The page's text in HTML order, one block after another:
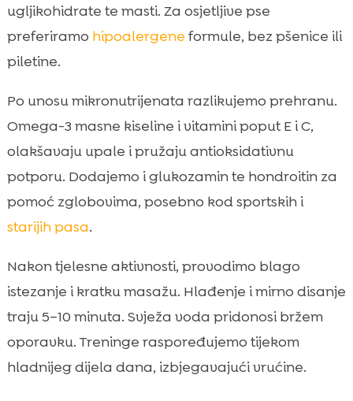
ugljikohidrate te masti. Za osjetljive pse
preferiramo hipoalergene formule, bez pšenice ili
piletine.
Po unosu mikronutrijenata razlikujemo prehranu.
Omega-3 masne kiseline i vitamini poput E i C,
olakšavaju upale i pružaju antioksidativnu
potporu. Dodajemo i glukozamin te hondroitin za
pomoć zglobovima, posebno kod sportskih i
starijih pasa.
Nakon tjelesne aktivnosti, provodimo blago
istezanje i kratku masažu. Hlađenje i mirno disanje
traju 5–10 minuta. Svježa voda pridonosi bržem
oporavku. Treninge raspoređujemo tijekom
hladnijeg dijela dana, izbjegavajući vrućine.